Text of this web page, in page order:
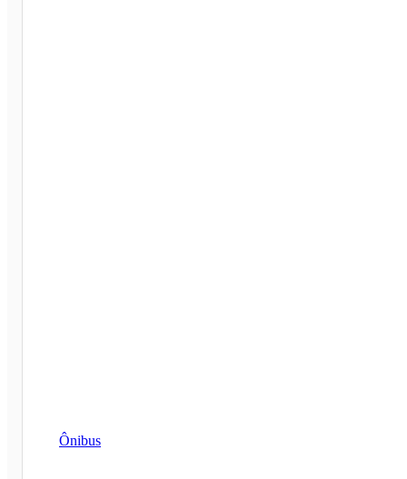
Ônibus